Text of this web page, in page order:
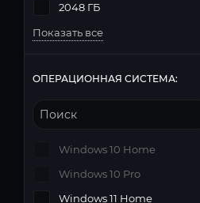
2048 ГБ
Показать все
ОПЕРАЦИОННАЯ СИСТЕМА:
Windows 10 Home
Windows 10 Pro
Windows 11 Home